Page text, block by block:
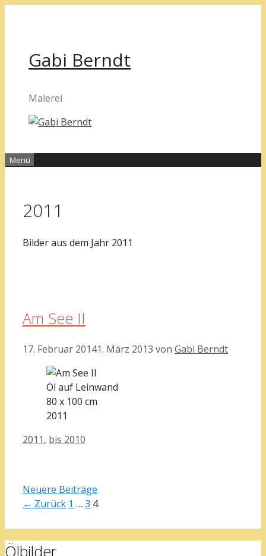
Gabi Berndt
Malerei
Menü
2011
Bilder aus dem Jahr 2011
Am See II
17. Februar 20141. März 2013 von Gabi Berndt
Öl auf Leinwand
80 x 100 cm
2011
Kategorien
2011, bis 2010
Neuere Beiträge
← Zurück Seite
1 … Seite
3 Seite
4
Ölbilder